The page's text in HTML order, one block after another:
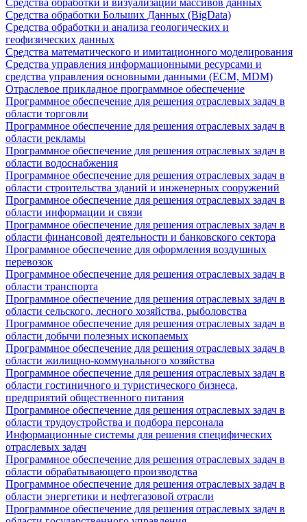
Средства обработки и визуализации массивов данных
Средства обработки Больших Данных (BigData)
Средства обработки и анализа геологических и
геофизических данных
Средства математического и имитационного моделирования
Средства управления информационными ресурсами и
средства управления основными данными (ECM, MDM)
Отраслевое прикладное программное обеспечение
Программное обеспечение для решения отраслевых задач в
области торговли
Программное обеспечение для решения отраслевых задач в
области рекламы
Программное обеспечение для решения отраслевых задач в
области водоснабжения
Программное обеспечение для решения отраслевых задач в
области строительства зданий и инженерных сооружений
Программное обеспечение для решения отраслевых задач в
области информации и связи
Программное обеспечение для решения отраслевых задач в
области финансовой деятельности и банковского сектора
Программное обеспечение для оформления воздушных
перевозок
Программное обеспечение для решения отраслевых задач в
области транспорта
Программное обеспечение для решения отраслевых задач в
области сельского, лесного хозяйства, рыболовства
Программное обеспечение для решения отраслевых задач в
области добычи полезных ископаемых
Программное обеспечение для решения отраслевых задач в
области жилищно-коммунального хозяйства
Программное обеспечение для решения отраслевых задач в
области гостиничного и туристического бизнеса,
предприятий общественного питания
Программное обеспечение для решения отраслевых задач в
области трудоустройства и подбора персонала
Информационные системы для решения специфических
отраслевых задач
Программное обеспечение для решения отраслевых задач в
области обрабатывающего производства
Программное обеспечение для решения отраслевых задач в
области энергетики и нефтегазовой отрасли
Программное обеспечение для решения отраслевых задач в